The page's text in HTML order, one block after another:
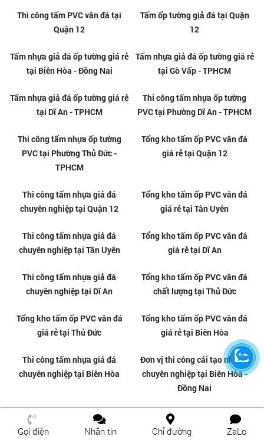
Thi công tấm PVC vân đá tại
Quận 12
Tấm ốp tường giả đá tại Quận
12
Tấm nhựa giả đá ốp tường giá rẻ
Tấm nhựa giả đá ốp tường giá rẻ
Thi công tấm nhựa ốp tường
PVC tại Phường Dĩ An - TPHCM
Gọi điện Nhắn tin Chỉ đường ZaLo